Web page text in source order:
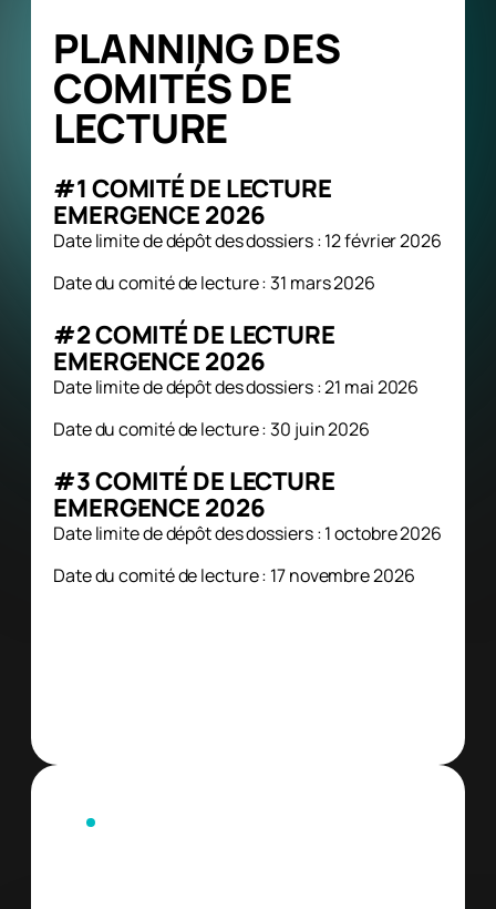
PLANNING DES
COMITÉS DE
LECTURE
#1 COMITÉ DE LECTURE
EMERGENCE 2026
Date limite de dépôt des dossiers : 12 février 2026
Date du comité de lecture : 31 mars 2026
#2 COMITÉ DE LECTURE
EMERGENCE 2026
Date limite de dépôt des dossiers : 21 mai 2026
Date du comité de lecture : 30 juin 2026
#3 COMITÉ DE LECTURE
EMERGENCE 2026
Date limite de dépôt des dossiers : 1 octobre 2026
Date du comité de lecture : 17 novembre 2026